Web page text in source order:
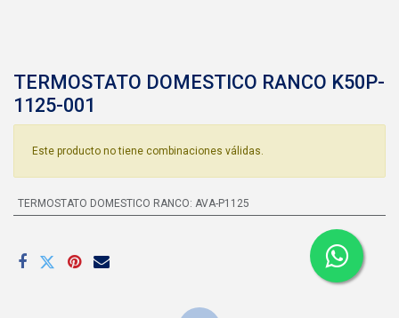
TERMOSTATO DOMESTICO RANCO K50P-
1125-001
Este producto no tiene combinaciones válidas.
TERMOSTATO DOMESTICO RANCO: AVA-P1125